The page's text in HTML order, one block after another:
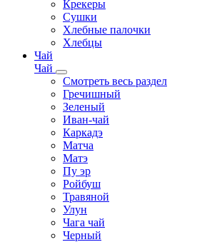
Крекеры
Сушки
Хлебные палочки
Хлебцы
Чай
Чай
Смотреть весь раздел
Гречишный
Зеленый
Иван-чай
Каркадэ
Матча
Матэ
Пу эр
Ройбуш
Травяной
Улун
Чага чай
Черный